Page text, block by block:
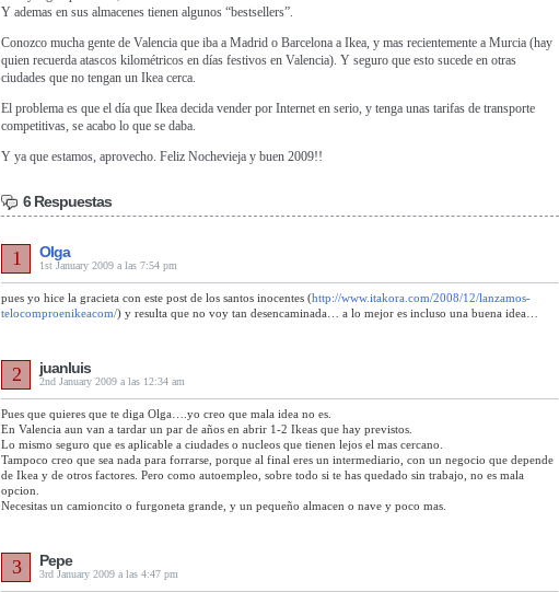
Y ademas en sus almacenes tienen algunos “bestsellers”.
Conozco mucha gente de Valencia que iba a Madrid o Barcelona a Ikea, y mas recientemente a Murcia (hay
quien recuerda atascos kilométricos en días festivos en Valencia). Y seguro que esto sucede en otras
ciudades que no tengan un Ikea cerca.
El problema es que el día que Ikea decida vender por Internet en serio, y tenga unas tarifas de transporte
competitivas, se acabo lo que se daba.
Y ya que estamos, aprovecho. Feliz Nochevieja y buen 2009!!
6 Respuestas
Olga
1st January 2009 a las 7:54 pm
1
pues yo hice la gracieta con este post de los santos inocentes (http://www.itakora.com/2008/12/lanzamos-
telocomproenikeacom/) y resulta que no voy tan desencaminada… a lo mejor es incluso una buena idea…
juanluis
2nd January 2009 a las 12:34 am
2
Pues que quieres que te diga Olga….yo creo que mala idea no es.
En Valencia aun van a tardar un par de años en abrir 1-2 Ikeas que hay previstos.
Lo mismo seguro que es aplicable a ciudades o nucleos que tienen lejos el mas cercano.
Tampoco creo que sea nada para forrarse, porque al final eres un intermediario, con un negocio que depende
de Ikea y de otros factores. Pero como autoempleo, sobre todo si te has quedado sin trabajo, no es mala
opcion.
Necesitas un camioncito o furgoneta grande, y un pequeño almacen o nave y poco mas.
Pepe
3rd January 2009 a las 4:47 pm
3